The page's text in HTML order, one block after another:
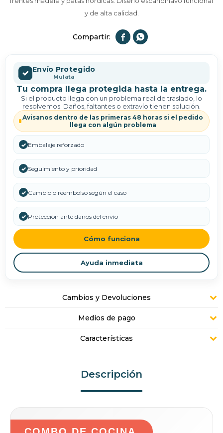
y de alta calidad.
 
✓ Envío Protegido
Mulata
Tu compra llega protegida hasta la entrega.
Si el producto llega con un problema real de traslado, lo
resolvemos. Daños, faltantes o extravío tienen solución.
Avisanos dentro de las primeras 48 horas si el pedido
llega con algún problema
✓ Embalaje reforzado
✓ Seguimiento y prioridad
✓ Cambio o reembolso según el caso
✓ Protección ante daños del envío
Cómo funciona
Ayuda inmediata
Cambios y Devoluciones
Medios de pago
Características
Descripción